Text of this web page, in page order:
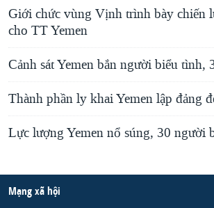
Giới chức vùng Vịnh trình bày chiến
cho TT Yemen
Cảnh sát Yemen bắn người biểu tình,
Thành phần ly khai Yemen lập đảng
Lực lượng Yemen nổ súng, 30 người
Mạng xã hội